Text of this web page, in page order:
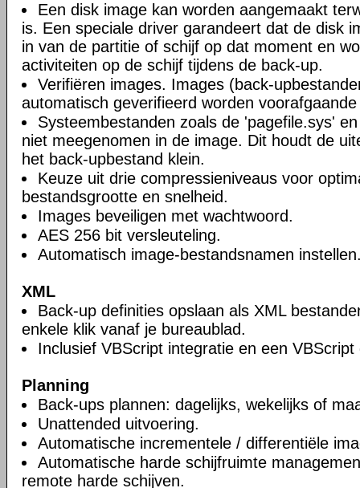
Een disk image kan worden aangemaakt
is. Een speciale driver garandeert dat de disk
in van de partitie of schijf op dat moment en
activiteiten op de schijf tijdens de back-up.
Verifiëren images. Images (back-
automatisch geverifieerd worden
Systeembestanden zoals de 'pagefile.sys'
niet meegenomen in de image. Dit houdt de
het back-upbestand klein.
Keuze uit drie compressieniveaus voor
bestandsgrootte en snelheid.
Images beveiligen met wachtwoord.
AES 256 bit versleuteling.
Automatisch image-bestandsnamen
XML
Back-up definities opslaan als XML
enkele klik vanaf je bureaublad.
Inclusief VBScript integratie en een VBScript
Planning
Back-ups plannen: dagelijks, wekelijks of
Unattended uitvoering.
Automatische incrementele / differentiële
Automatische harde schijfruimte
remote harde schijven.